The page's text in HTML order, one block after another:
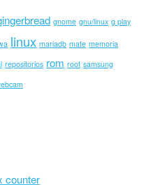
gnome gnu/linux g play
linux mariadb mate memoria
repositorios rom root samsung